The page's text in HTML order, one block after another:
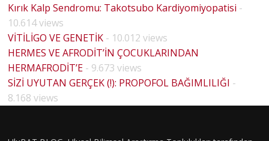
Kırık Kalp Sendromu: Takotsubo Kardiyomiyopatisi -
10.614 views
VİTİLİGO VE GENETİK - 10.012 views
HERMES VE AFRODİT’İN ÇOCUKLARINDAN
HERMAFRODİT’E - 9.673 views
SİZİ UYUTAN GERÇEK (!): PROPOFOL BAĞIMLILIĞI -
8.168 views
HOUSE
MD